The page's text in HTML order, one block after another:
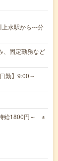
水駅から---分
、固定勤務など
勤】9:00～
給1800円～ ※